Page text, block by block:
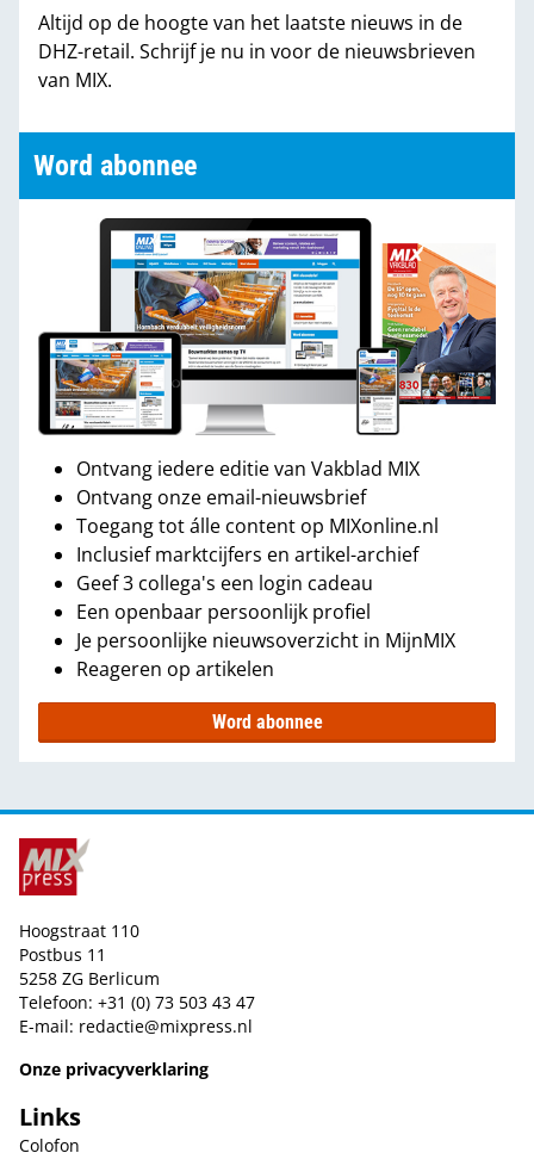
Altijd op de hoogte van het laatste nieuws in de
DHZ-retail. Schrijf je nu in voor de nieuwsbrieven
van MIX.
Word abonnee
Ontvang iedere editie van Vakblad MIX
Ontvang onze email-nieuwsbrief
Toegang tot álle content op MIXonline.nl
Inclusief marktcijfers en artikel-archief
Geef 3 collega's een login cadeau
Een openbaar persoonlijk profiel
Je persoonlijke nieuwsoverzicht in MijnMIX
Reageren op artikelen
Word abonnee
Hoogstraat 110
Postbus 11
5258 ZG Berlicum
Telefoon: +31 (0) 73 503 43 47
E-mail: redactie@mixpress.nl
Onze privacyverklaring
Links
Colofon